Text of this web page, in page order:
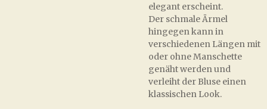
elegant erscheint.
Der schmale Ärmel
hingegen kann in
verschiedenen Längen mit
oder ohne Manschette
genäht werden und
verleiht der Bluse einen
klassischen Look.